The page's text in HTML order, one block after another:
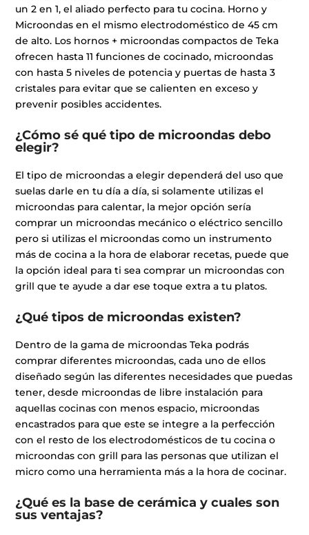
un 2 en 1, el aliado perfecto para tu cocina. Horno y
Microondas en el mismo electrodoméstico de 45 cm
de alto. Los hornos + microondas compactos de Teka
ofrecen hasta 11 funciones de cocinado, microondas
con hasta 5 niveles de potencia y puertas de hasta 3
cristales para evitar que se calienten en exceso y
prevenir posibles accidentes.
¿Cómo sé qué tipo de microondas debo
elegir?
El tipo de microondas a elegir dependerá del uso que
suelas darle en tu día a día, si solamente utilizas el
microondas para calentar, la mejor opción sería
comprar un microondas mecánico o eléctrico sencillo
pero si utilizas el microondas como un instrumento
más de cocina a la hora de elaborar recetas, puede que
la opción ideal para ti sea comprar un microondas con
grill que te ayude a dar ese toque extra a tu platos.
¿Qué tipos de microondas existen?
Dentro de la gama de microondas Teka podrás
comprar diferentes microondas, cada uno de ellos
diseñado según las diferentes necesidades que puedas
tener, desde microondas de libre instalación para
aquellas cocinas con menos espacio, microondas
encastrados para que este se integre a la perfección
con el resto de los electrodomésticos de tu cocina o
microondas con grill para las personas que utilizan el
micro como una herramienta más a la hora de cocinar.
¿Qué es la base de cerámica y cuales son
sus ventajas?